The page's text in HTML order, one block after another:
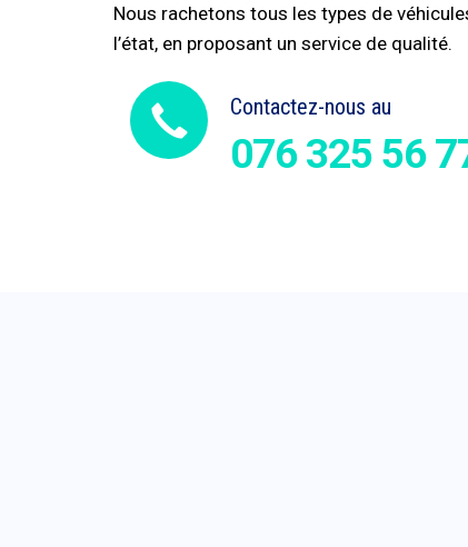
Nous rachetons tous les types de
l’état, en proposant un service de qualité.
Contactez-nous au
076 325 56